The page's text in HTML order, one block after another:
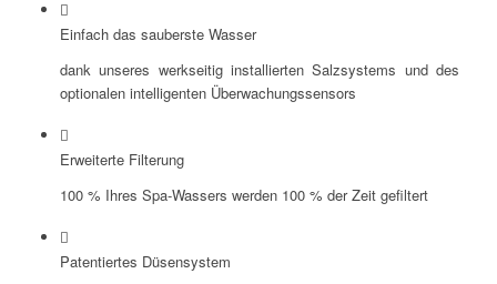
Einfach das sauberste Wasser
dank unseres werkseitig installierten Salzsystems und des
optionalen intelligenten Überwachungssensors
Erweiterte Filterung
100 % Ihres Spa-Wassers werden 100 % der Zeit gefiltert
Patentiertes Düsensystem